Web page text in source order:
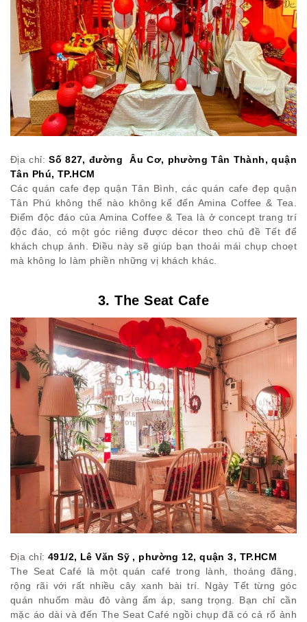
Địa chỉ:Số 827, đường Âu Cơ, phường Tân Thành, quận
Tân Phú, TP.HCM
Các quán cafe đẹp quận Tân Bình, các quán cafe đẹp quận
Tân Phú không thể nào không kể đến Amina Coffee & Tea.
Điểm độc đáo của Amina Coffee & Tea là ở concept trang trí
độc đáo, có một góc riêng được décor theo chủ đề Tết để
khách chụp ảnh. Điều này sẽ giúp bạn thoải mái chụp choẹt
mà không lo làm phiền những vị khách khác.
3. The Seat Cafe
Địa chỉ: 491/2, Lê Văn Sỹ , phường 12, quận 3, TP.HCM
The Seat Café là một quán café trong lành, thoáng đãng,
rộng rãi với rất nhiều cây xanh bài trí. Ngày Tết từng góc
quán nhuốm màu đỏ vàng ấm áp, sang trọng. Bạn chỉ cần
mặc áo dài và đến The Seat Café ngồi chụp đã có cả rổ ảnh